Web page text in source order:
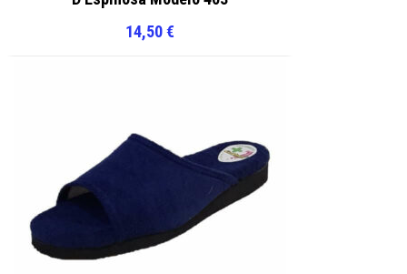
14,50€